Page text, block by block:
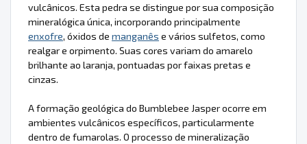
vulcânicos. Esta pedra se distingue por sua composição
mineralógica única, incorporando principalmente
enxofre, óxidos de manganês e vários sulfetos, como
realgar e orpimento. Suas cores variam do amarelo
brilhante ao laranja, pontuadas por faixas pretas e
cinzas.
A formação geológica do Bumblebee Jasper ocorre em
ambientes vulcânicos específicos, particularmente
dentro de fumarolas. O processo de mineralização